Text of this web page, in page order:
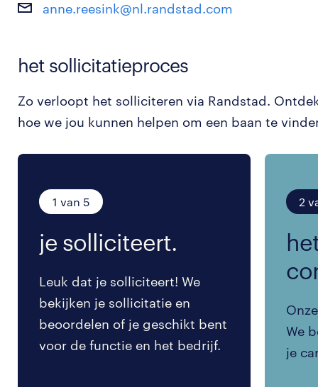
anne.reesink@nl.randstad.com
het sollicitatieproces
Zo verloopt het solliciteren via Randstad.
hoe we jou kunnen helpen om een baan te
1 van 5
je solliciteert.
Leuk dat je solliciteert! We
bekijken je sollicitatie en
beoordelen of je geschikt bent
voor de functie en het bedrijf.
2
We
je